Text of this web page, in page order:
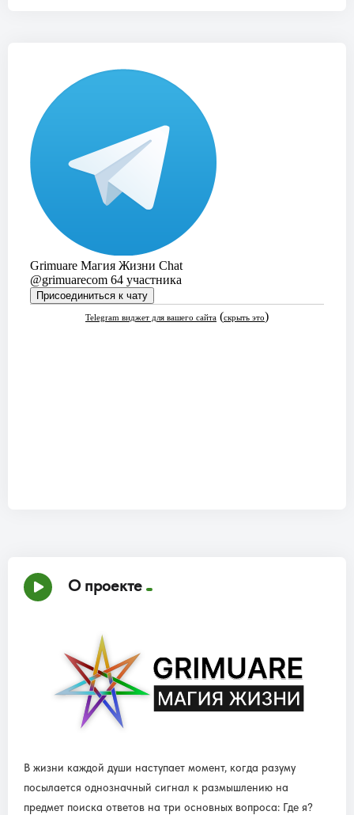
О проекте
В жизни каждой души наступает момент, когда разуму
посылается однозначный сигнал к размышлению на
предмет поиска ответов на три основных вопроса: Где я?